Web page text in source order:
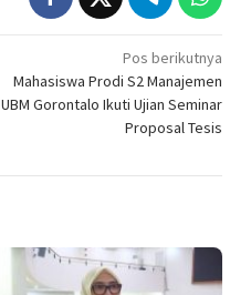
Pos berikutnya
Mahasiswa Prodi S2 Manajemen
UBM Gorontalo Ikuti Ujian Seminar
Proposal Tesis